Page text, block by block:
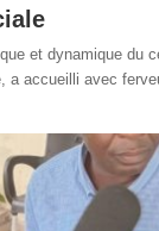
et dynamique du
a accueilli avec